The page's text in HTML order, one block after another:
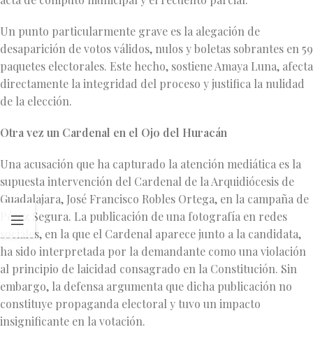
Un punto particularmente grave es la alegación de
desaparición de votos válidos, nulos y boletas sobrantes en 59
paquetes electorales. Este hecho, sostiene Amaya Luna, afecta
directamente la integridad del proceso y justifica la nulidad
de la elección.
Otra vez un Cardenal en el Ojo del Huracán
Una acusación que ha capturado la atención mediática es la
supuesta intervención del Cardenal de la Arquidiócesis de
Guadalajara, José Francisco Robles Ortega, en la campaña de
Pérez Segura. La publicación de una fotografía en redes
sociales, en la que el Cardenal aparece junto a la candidata,
ha sido interpretada por la demandante como una violación
al principio de laicidad consagrado en la Constitución. Sin
embargo, la defensa argumenta que dicha publicación no
constituye propaganda electoral y tuvo un impacto
insignificante en la votación.